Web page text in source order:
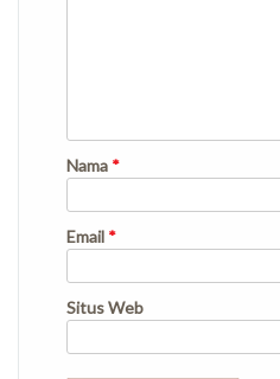
Nama *
Email *
Situs Web